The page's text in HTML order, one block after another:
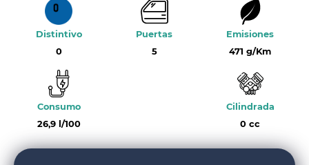
Distintivo
0
Puertas
5
Emisiones
471 g/Km
Consumo
26,9 l/100
Cilindrada
0 cc